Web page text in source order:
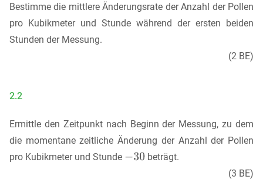
Bestimme die mittlere Änderungsrate der Anzahl der Pollen
pro Kubikmeter und Stunde während der ersten beiden
Stunden der Messung.
(2 BE)
2.2
Ermittle den Zeitpunkt nach Beginn der Messung, zu dem
die momentane zeitliche Änderung der Anzahl der Pollen
pro Kubikmeter und Stunde
beträgt.
(3 BE)